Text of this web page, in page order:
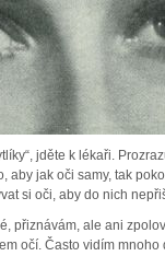
jděte k lékaři.
aby jak oči samy, tak
si oči, aby do nich
přiznávám, ale ani
očí. Často vidím mnoho